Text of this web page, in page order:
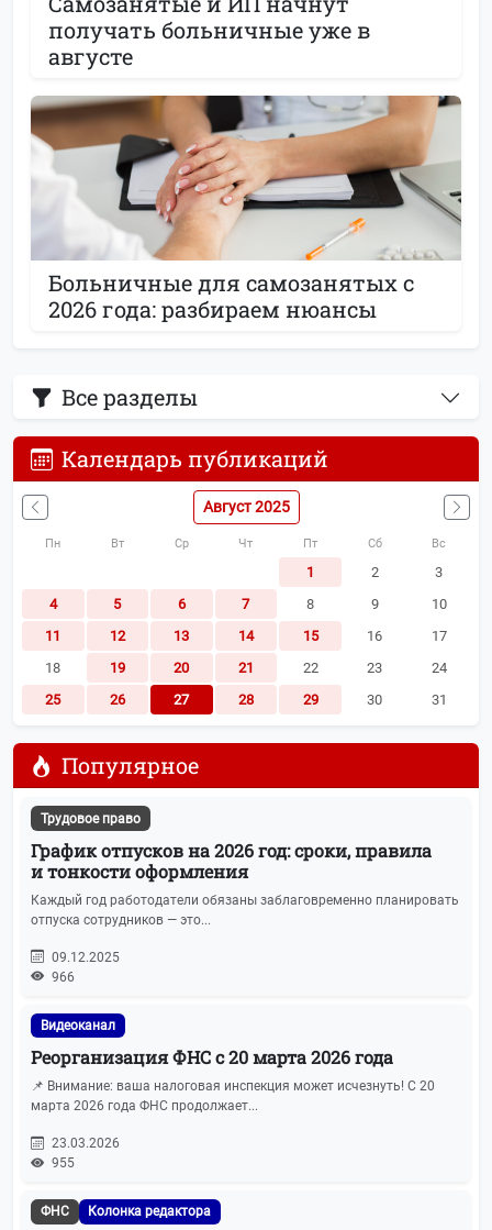
Все разделы
Календарь публикаций
Август 2025
Пн Вт Ср Чт Пт Сб Вс
1 2
3
4
5 6 7 8 9
10
11
12 13 14 15 16
17
18
19 20 21 22 23
24
25
26 27 28 29 30 31
Популярное
Трудовое право
График отпусков на 2026 год: сроки, правила
и тонкости оформления
Каждый год работодатели обязаны заблаговременно планировать
отпуска сотрудников — это...
09.12.2025
966
Видеоканал
Реорганизация ФНС с 20 марта 2026 года
📌 Внимание: ваша налоговая инспекция может исчезнуть! С 20
марта 2026 года ФНС продолжает...
23.03.2026
955
ФНС Колонка редактора
получать больничные уже в
августе
Больничные для самозанятых с
2026 года: разбираем нюансы